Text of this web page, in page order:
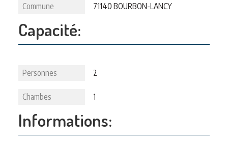
Commune 71140 BOURBON-LANCY
Capacité:
Personnes 2
Chambes 1
Informations: